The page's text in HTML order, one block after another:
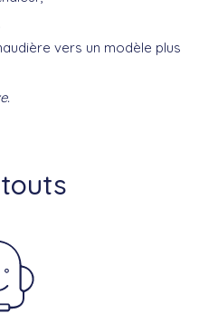
vers un modèle plus